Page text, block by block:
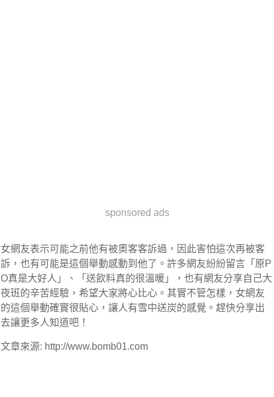
sponsored ads
女網友表示可能之前他有被奧客客訴過，因此害怕這次再被客
訴，也有可能是這個舉動感動到他了。許多網友紛紛留言「原P
O真是大好人」、「送飲料真的很溫暖」，也有網友分享自己大
夜班的辛苦經驗，希望大家將心比心。其實不管怎樣，女網友
的這個舉動確實很貼心，讓人有雪中送炭的感覺。趕快分享出
去讓更多人知道吧！
文章來源: http://www.bomb01.com